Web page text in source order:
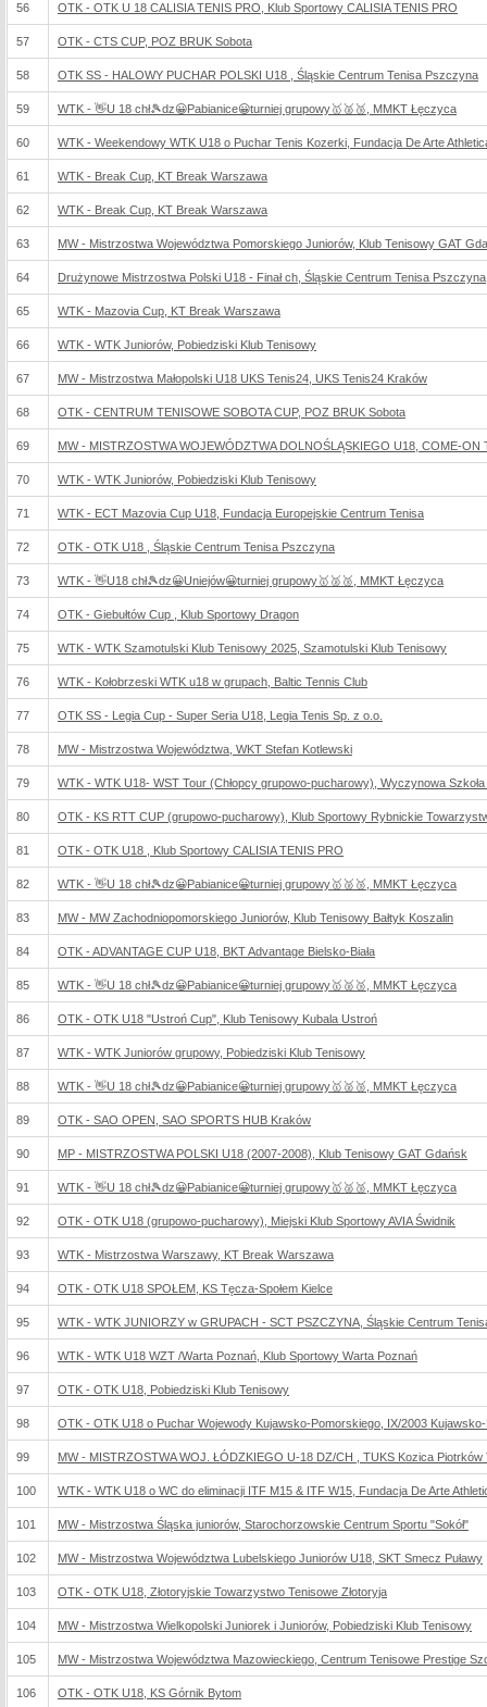
56 OTK - OTK U 18 CALISIA TENIS PRO, Klub Sportowy CALISIA TENIS PRO
57 OTK - CTS CUP, POZ BRUK Sobota
58 OTK SS - HALOWY PUCHAR POLSKI U18 , Śląskie Centrum Tenisa Pszczyna
59 WTK - 👋U 18 chł🎾dz😀Pabianice😀turniej grupowy🥇🥈🥉, MMKT Łęczyca
60 WTK - Weekendowy WTK U18 o Puchar Tenis Kozerki, Fundacja De Arte
61 WTK - Break Cup, KT Break Warszawa
62 WTK - Break Cup, KT Break Warszawa
63 MW - Mistrzostwa Województwa Pomorskiego Juniorów, Klub Tenisowy GAT
64 Drużynowe Mistrzostwa Polski U18 - Finał ch, Śląskie Centrum Tenisa Pszczyna
65 WTK - Mazovia Cup, KT Break Warszawa
66 WTK - WTK Juniorów, Pobiedziski Klub Tenisowy
67 MW - Mistrzostwa Małopolski U18 UKS Tenis24, UKS Tenis24 Kraków
68 OTK - CENTRUM TENISOWE SOBOTA CUP, POZ BRUK Sobota
69 MW - MISTRZOSTWA WOJEWÓDZTWA DOLNOŚLĄSKIEGO U18, COME-ON
70 WTK - WTK Juniorów, Pobiedziski Klub Tenisowy
71 WTK - ECT Mazovia Cup U18, Fundacja Europejskie Centrum Tenisa
72 OTK - OTK U18 , Śląskie Centrum Tenisa Pszczyna
73 WTK - 👋U18 chł🎾dz😀Uniejów😀turniej grupowy🥇🥈🥉, MMKT Łęczyca
74 OTK - Giebułtów Cup , Klub Sportowy Dragon
75 WTK - WTK Szamotulski Klub Tenisowy 2025, Szamotulski Klub Tenisowy
76 WTK - Kołobrzeski WTK u18 w grupach, Baltic Tennis Club
77 OTK SS - Legia Cup - Super Seria U18, Legia Tenis Sp. z o.o.
78 MW - Mistrzostwa Województwa, WKT Stefan Kotlewski
79 WTK - WTK U18- WST Tour (Chłopcy grupowo-pucharowy), Wyczynowa
80 OTK - KS RTT CUP (grupowo-pucharowy), Klub Sportowy Rybnickie
81 OTK - OTK U18 , Klub Sportowy CALISIA TENIS PRO
82 WTK - 👋U 18 chł🎾dz😀Pabianice😀turniej grupowy🥇🥈🥉, MMKT Łęczyca
83 MW - MW Zachodniopomorskiego Juniorów, Klub Tenisowy Bałtyk Koszalin
84 OTK - ADVANTAGE CUP U18, BKT Advantage Bielsko-Biała
85 WTK - 👋U 18 chł🎾dz😀Pabianice😀turniej grupowy🥇🥈🥉, MMKT Łęczyca
86 OTK - OTK U18 "Ustroń Cup", Klub Tenisowy Kubala Ustroń
87 WTK - WTK Juniorów grupowy, Pobiedziski Klub Tenisowy
88 WTK - 👋U 18 chł🎾dz😀Pabianice😀turniej grupowy🥇🥈🥉, MMKT Łęczyca
89 OTK - SAO OPEN, SAO SPORTS HUB Kraków
90 MP - MISTRZOSTWA POLSKI U18 (2007-2008), Klub Tenisowy GAT Gdańsk
91 WTK - 👋U 18 chł🎾dz😀Pabianice😀turniej grupowy🥇🥈🥉, MMKT Łęczyca
92 OTK - OTK U18 (grupowo-pucharowy), Miejski Klub Sportowy AVIA Świdnik
93 WTK - Mistrzostwa Warszawy, KT Break Warszawa
94 OTK - OTK U18 SPOŁEM, KS Tęcza-Społem Kielce
95 WTK - WTK JUNIORZY w GRUPACH - SCT PSZCZYNA, Śląskie Centrum
96 WTK - WTK U18 WZT /Warta Poznań, Klub Sportowy Warta Poznań
97 OTK - OTK U18, Pobiedziski Klub Tenisowy
98 OTK - OTK U18 o Puchar Wojewody Kujawsko-Pomorskiego, IX/2003
99 MW - MISTRZOSTWA WOJ. ŁÓDZKIEGO U-18 DZ/CH , TUKS Kozica Piotrków
100 WTK - WTK U18 o WC do eliminacji ITF M15 & ITF W15, Fundacja De Arte
101 MW - Mistrzostwa Śląska juniorów, Starochorzowskie Centrum Sportu "Sokół"
102 MW - Mistrzostwa Województwa Lubelskiego Juniorów U18, SKT Smecz Puławy
103 OTK - OTK U18, Złotoryjskie Towarzystwo Tenisowe Złotoryja
104 MW - Mistrzostwa Wielkopolski Juniorek i Juniorów, Pobiedziski Klub Tenisowy
105 MW - Mistrzostwa Województwa Mazowieckiego, Centrum Tenisowe Prestige
106 OTK - OTK U18, KS Górnik Bytom